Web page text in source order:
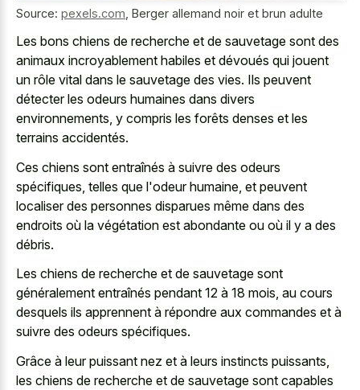
Source: pexels.com Berger allemand noir et brun adulte
Les bons chiens de recherche et de sauvetage sont des
animaux incroyablement habiles et dévoués qui jouent
un rôle vital dans le sauvetage des vies. Ils peuvent
détecter les odeurs humaines dans divers
environnements, y compris les forêts denses et les
terrains accidentés.
Ces chiens sont entraînés à suivre des odeurs
spécifiques, telles que l'odeur humaine, et peuvent
localiser des personnes disparues même dans des
endroits où la végétation est abondante ou où il y a des
débris.
Les chiens de recherche et de sauvetage sont
généralement entraînés pendant 12 à 18 mois, au cours
desquels ils apprennent à répondre aux commandes et à
suivre des odeurs spécifiques.
Grâce à leur puissant nez et à leurs instincts puissants,
les chiens de recherche et de sauvetage sont capables